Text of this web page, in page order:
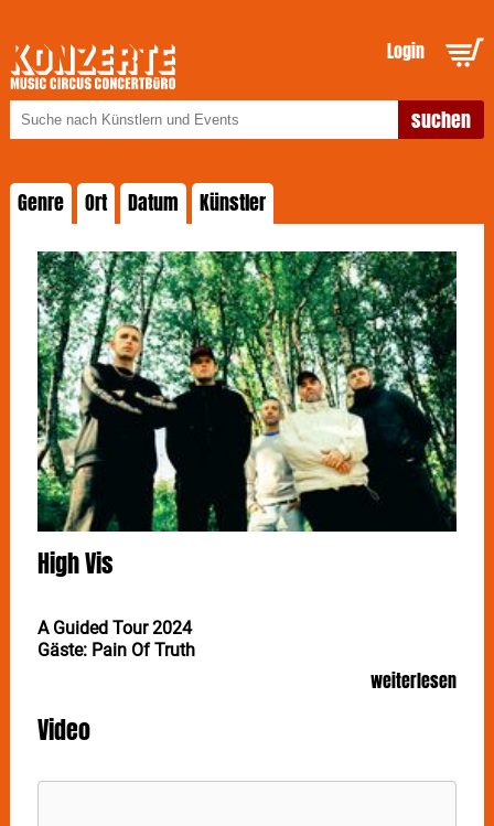
Login
Genre Ort Datum Künstler
High Vis
A Guided Tour 2024
Gäste: Pain Of Truth
weiterlesen
Video